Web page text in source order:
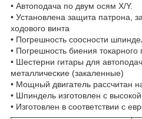
• Автоподача по двум осям X/Y.
• Установлена защита патрона,
ходового винта
• Погрешность соосности
• Погрешность биения
• Шестерни гитары для
металлические (закаленные)
• Мощный двигатель рассчитан
• Шпиндель изготовлен с высокой
• Изготовлен в соответствии с